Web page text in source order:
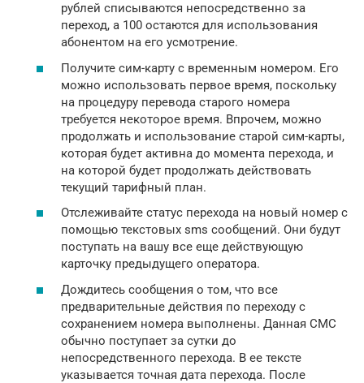
рублей списываются непосредственно за
переход, а 100 остаются для использования
абонентом на его усмотрение.
Получите сим-карту с временным номером. Его
можно использовать первое время, поскольку
на процедуру перевода старого номера
требуется некоторое время. Впрочем, можно
продолжать и использование старой сим-карты,
которая будет активна до момента перехода, и
на которой будет продолжать действовать
текущий тарифный план.
Отслеживайте статус перехода на новый номер с
помощью текстовых sms сообщений. Они будут
поступать на вашу все еще действующую
карточку предыдущего оператора.
Дождитесь сообщения о том, что все
предварительные действия по переходу с
сохранением номера выполнены. Данная СМС
обычно поступает за сутки до
непосредственного перехода. В ее тексте
указывается точная дата перехода. После